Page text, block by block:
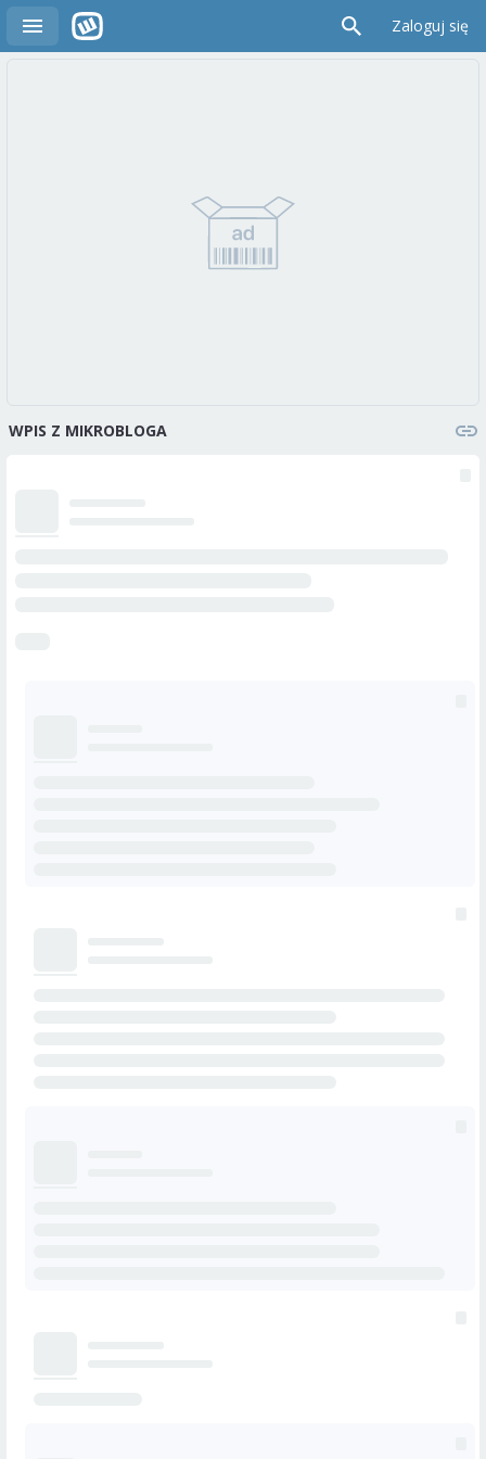
Zaloguj się
WPIS Z MIKROBLOGA